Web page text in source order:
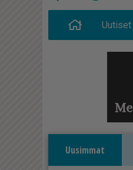
Uutiset
Uusimmat